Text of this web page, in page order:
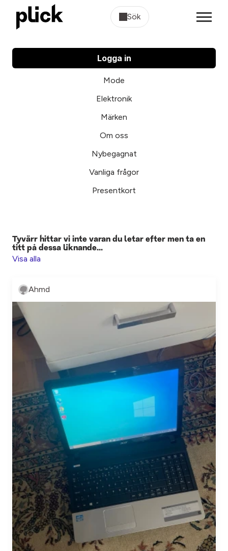
Sök
Logga in
Mode
Elektronik
Märken
Om oss
Nybegagnat
Vanliga frågor
Presentkort
Tyvärr hittar vi inte varan du letar efter men ta en
titt på dessa liknande...
Visa alla
Ahmd